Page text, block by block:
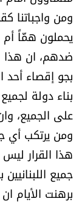
ومن واجباتنا
يحملون همَّاً أم
ضدهم، ان هذا
بجو إقصاء أحد
بناء دولة
على الجميع،
ومن يرتكب أي
هذا القرار
جميع
برهنت الأيام